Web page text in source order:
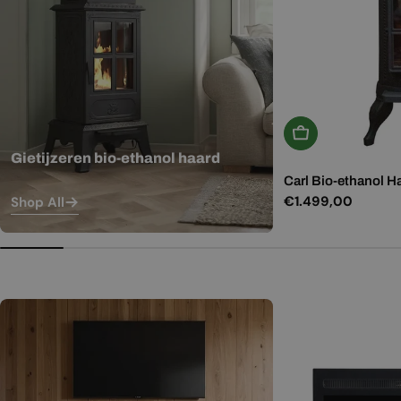
Gietijzeren bio-ethanol haard
Shop All
In Winkelwagen
Carl Bio-ethanol
Normale
€1.499,00